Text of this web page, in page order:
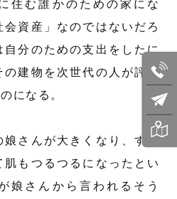
住む誰かのための家にな
資産」なのではないだろ
自分のための支出をしたに
建物を次世代の人が評価
になる。
娘さんが大きくなり、すっ
もつるつるになったとい
娘さんから言われるそう